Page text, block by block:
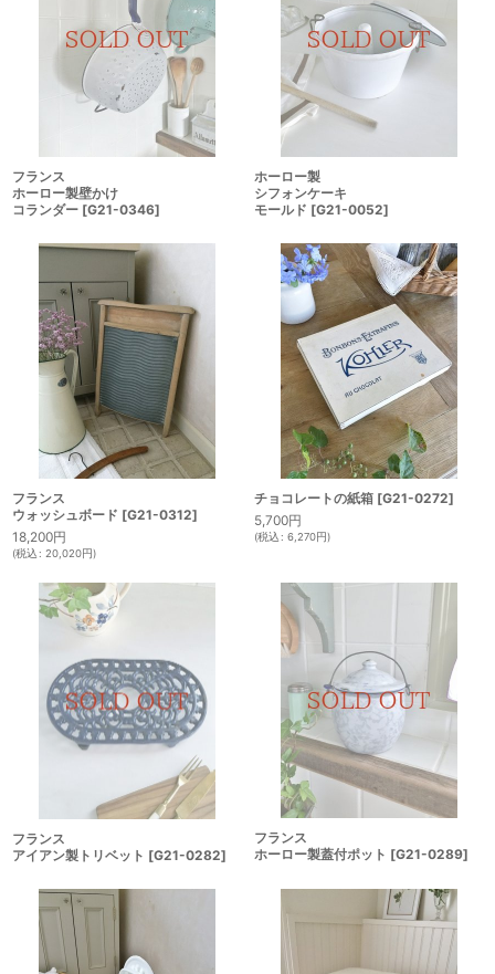
フランス
ホーロー製壁かけ
コランダー [G21-0346]
ホーロー製
シフォンケーキ
モールド [G21-0052]
フランス
ウォッシュボード [G21-0312]
18,200円
(税込: 20,020円)
チョコレートの紙箱 [G21-0272]
5,700円
(税込: 6,270円)
フランス
アイアン製トリベット [G21-0282]
フランス
ホーロー製蓋付ポット [G21-0289]